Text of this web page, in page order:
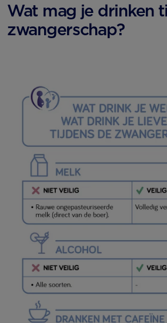
Wat mag je drinken
zwangerschap?